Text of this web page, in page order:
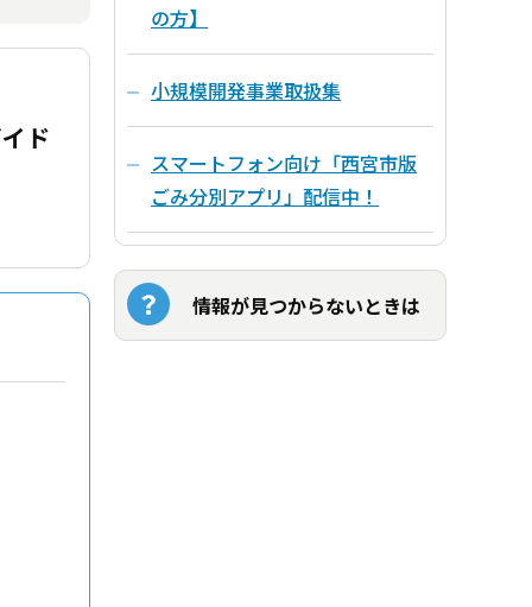
ド
の方】
小規模開発事業取扱集
スマートフォン向け「西宮市版
ごみ分別アプリ」配信中！
情報が見つからないときは